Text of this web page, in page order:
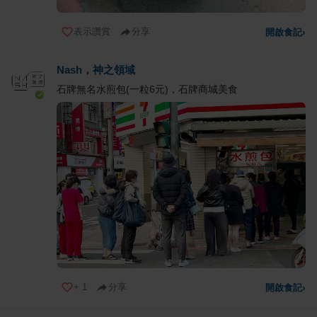
表示讚賞 分享 開啟食記›
Nash，神之領域
石牌無名水煎包(一粒6元)，石牌商城美食
+ 1 分享 開啟食記›